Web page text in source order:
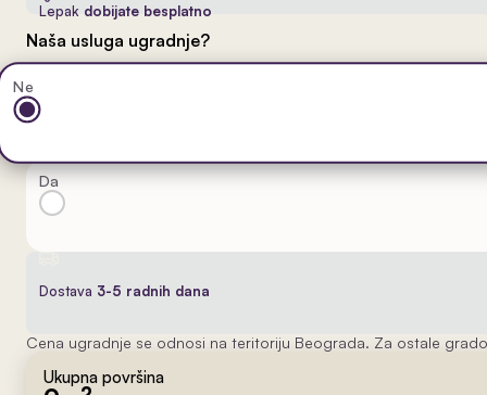
Lepak dobijate besplatno
Naša usluga ugradnje?
Ne
Da
Dostava 3-5 radnih dana
Cena ugradnje se odnosi na teritoriju Beograda. Za ostale
Ukupna površina